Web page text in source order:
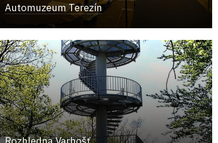
Automuzeum Terezín